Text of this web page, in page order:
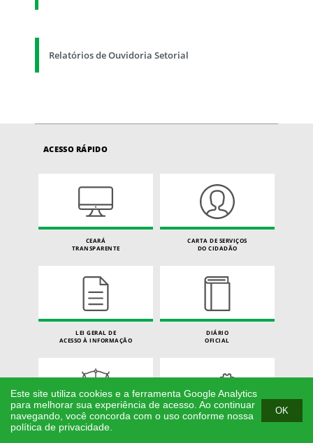
Relatórios de Ouvidoria Setorial
ACESSO RÁPIDO
CEARÁ
TRANSPARENTE
CARTA DE SERVIÇOS
DO CIDADÃO
LEI GERAL DE
ACESSO À INFORMAÇÃO
DIÁRIO
OFICIAL
LEGISLAÇÃO
ESTADUAL
Este site utiliza cookies e a ferramenta Google Analytics
para melhorar sua experiência de acesso. Ao continuar
navegando, você concorda com o uso conforme nossa
política de privacidade.
OK